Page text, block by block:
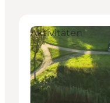
Aktivitäten